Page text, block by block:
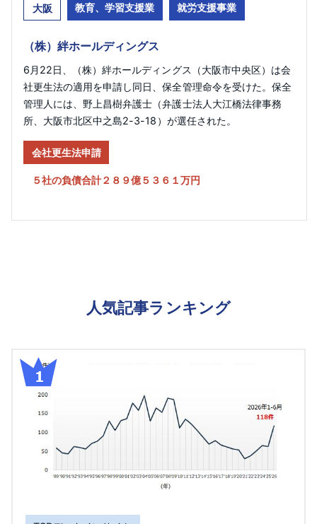
大阪 教育、学習支援業 就労支援事業
（株）絆ホールディングス
6月22日、（株）絆ホールディングス（大阪市中央区）は会
社更生法の適用を申請し同日、保全管理命令を受けた。保全
管理人には、野上昌樹弁護士（弁護士法人大江橋法律事務
所、大阪市北区中之島2-3-18）が選任された。
会社更生法申請
５社の負債合計２８９億５３６１万円
人気記事ランキング